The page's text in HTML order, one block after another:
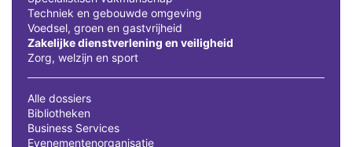
Techniek en gebouwde omgeving
Voedsel, groen en gastvrijheid
Zakelijke dienstverlening en veiligheid
Zorg, welzijn en sport
Alle dossiers
Bibliotheken
Business Services
Evenementenorganisatie